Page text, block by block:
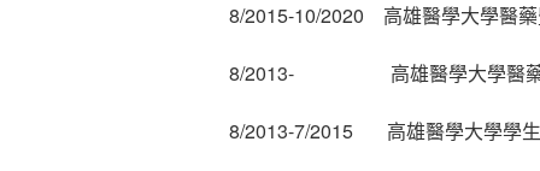
8/2015-10/2020 高雄醫學大學醫
8/2013- 高雄醫學大學醫藥
8/2013-7/2015 高雄醫學大學學生